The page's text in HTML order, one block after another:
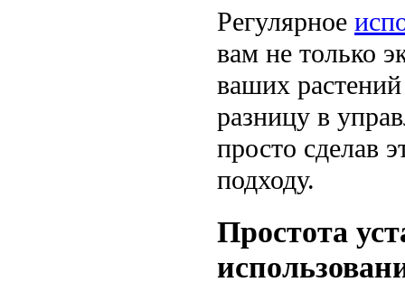
Регулярное
вам не только
ваших
разницу в
просто сделав
подходу.
Простота